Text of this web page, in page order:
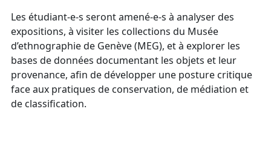
Les étudiant-e-s seront amené-e-s à analyser des
expositions, à visiter les collections du Musée
d’ethnographie de Genève (MEG), et à explorer les
bases de données documentant les objets et leur
provenance, afin de développer une posture critique
face aux pratiques de conservation, de médiation et
de classification.